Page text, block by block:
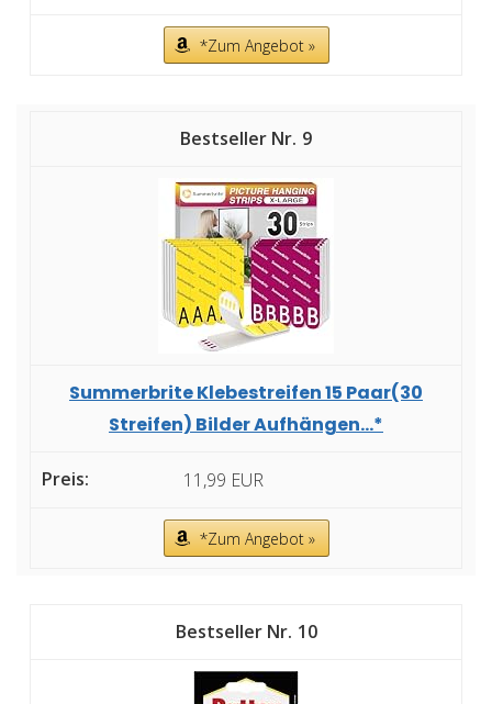
*Zum Angebot »
9
Summerbrite Klebestreifen 15 Paar(30
Streifen) Bilder Aufhängen...*
11,99 EUR
*Zum Angebot »
10